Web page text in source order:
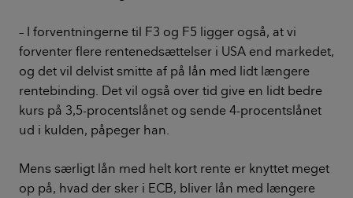
– I forventningerne til F3 og F5 ligger også, at vi
forventer flere rentenedsættelser i USA end markedet,
og det vil delvist smitte af på lån med lidt længere
rentebinding. Det vil også over tid give en lidt bedre
kurs på 3,5-procentslånet og sende 4-procentslånet
ud i kulden, påpeger han.
Mens særligt lån med helt kort rente er knyttet meget
op på, hvad der sker i ECB, bliver lån med længere